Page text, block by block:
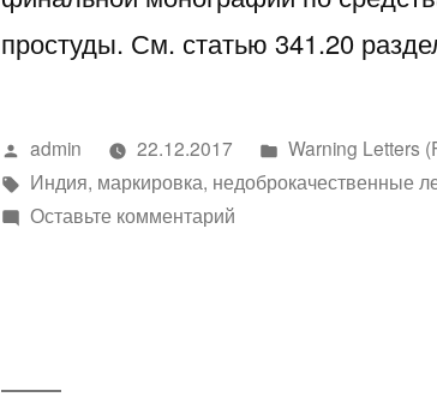
простуды. См. статью 341.20
Написано
автором
admin 22.12.2017
Написано
в
Warning Letters
Метки:
Индия, маркировка, недоброкачественные
Оставьте комментарий